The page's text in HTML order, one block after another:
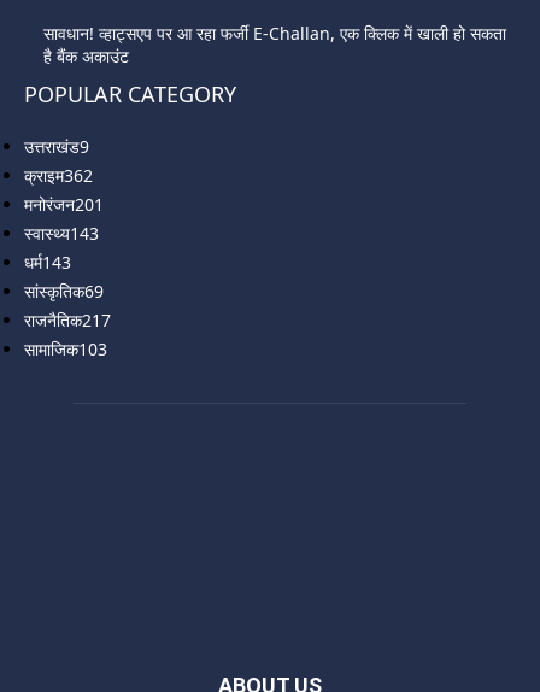
सावधान! व्हाट्सएप पर आ रहा फर्जी E-Challan, एक क्लिक में खाली हो सकता
है बैंक अकाउंट
POPULAR CATEGORY
उत्तराखंड9
क्राइम362
मनोरंजन201
स्वास्थ्य143
धर्म143
सांस्कृतिक69
राजनैतिक217
सामाजिक103
ABOUT US